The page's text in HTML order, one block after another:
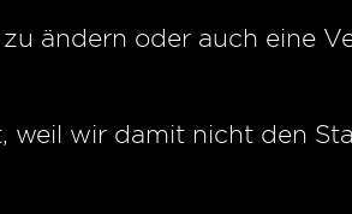
ändern oder auch eine
weil wir damit nicht den